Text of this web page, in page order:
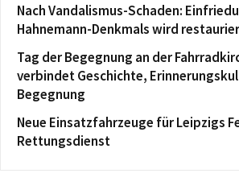
Nach Vandalismus-Schaden:
Hahnemann-Denkmals wird
Tag der Begegnung an der
verbindet Geschichte,
Begegnung
Neue Einsatzfahrzeuge für Leipzigs
Rettungsdienst